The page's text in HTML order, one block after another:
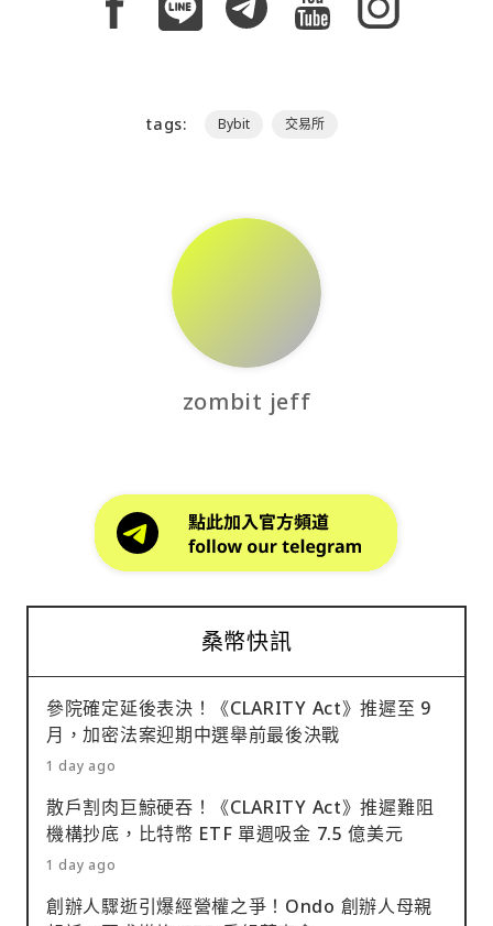
tags: Bybit 交易所
zombit jeff
桑幣快訊
參院確定延後表決！《CLARITY Act》推遲至 9
月，加密法案迎期中選舉前最後決戰
1 day ago
散戶割肉巨鯨硬吞！《CLARITY Act》推遲難阻
機構抄底，比特幣 ETF 單週吸金 7.5 億美元
1 day ago
創辦人驟逝引爆經營權之爭！Ondo 創辦人母親